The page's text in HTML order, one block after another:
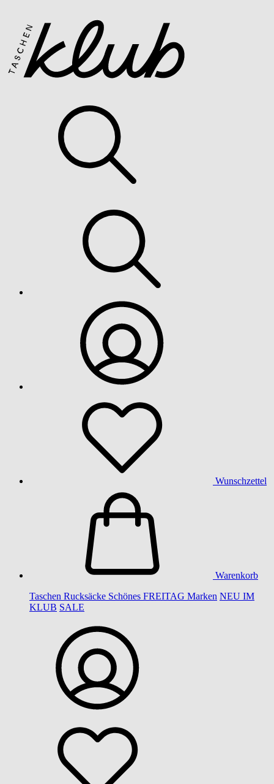
Wunschzettel
Warenkorb
Taschen Rucksäcke Schönes FREITAG Marken NEU IM
KLUB SALE